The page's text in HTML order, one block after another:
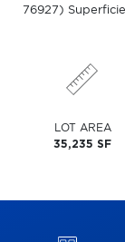
76927)
LOT AREA
35,235 SF